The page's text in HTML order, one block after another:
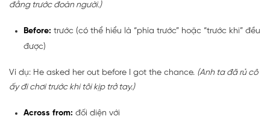
đằng trước đoàn người.)
Before: trước (có thể hiểu là “phía trước” hoặc “trước khi” đều
được)
Ví dụ: He asked her out before I got the chance. (Anh ta đã rủ cô
ấy đi chơi trước khi tôi kịp trở tay.)
Across from: đối diện với